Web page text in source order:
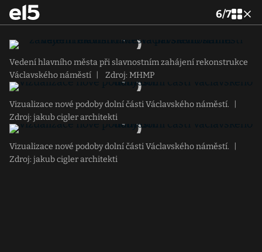
6/7
Vedení hlavního města při slavnostním zahájení rekonstrukce
Václavského náměstí
Zdroj: MHMP
Vizualizace nové podoby dolní části Václavského náměstí.
Zdroj: jakub cigler architekti
Vizualizace nové podoby dolní části Václavského náměstí.
Zdroj: jakub cigler architekti